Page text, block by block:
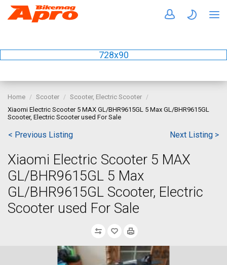
728x90
Home Scooter
Scooter, Electric Scooter
Xiaomi Electric Scooter 5 MAX GL/BHR9615GL 5 Max GL/BHR9615GL
Scooter, Electric Scooter used For Sale
< Previous Listing Next Listing >
Xiaomi Electric Scooter 5 MAX
GL/BHR9615GL 5 Max
GL/BHR9615GL Scooter, Electric
Scooter used For Sale